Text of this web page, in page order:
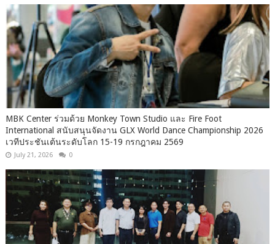
MBK Center ร่วมด้วย Monkey Town Studio และ Fire Foot
International สนับสนุนจัดงาน GLX World Dance Championship 2026
เวทีประชันเต้นระดับโลก 15-19 กรกฎาคม 2569
July 21, 2026 0